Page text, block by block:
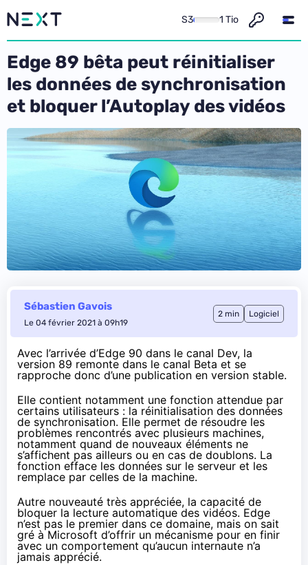
S3 1 Tio
Edge 89 bêta peut réinitialiser
les données de synchronisation
et bloquer l’Autoplay des vidéos
Sébastien Gavois
Le 04 février 2021 à 09h19
2 min Logiciel
Avec l’arrivée d’Edge 90 dans le canal Dev, la
version 89 remonte dans le canal Beta et se
rapproche donc d’une publication en version stable.
Elle contient notamment une fonction attendue par
certains utilisateurs : la réinitialisation des données
de synchronisation. Elle permet de résoudre les
problèmes rencontrés avec plusieurs machines,
notamment quand de nouveaux éléments ne
s’affichent pas ailleurs ou en cas de doublons. La
fonction efface les données sur le serveur et les
remplace par celles de la machine.
Autre nouveauté très appréciée, la capacité de
bloquer la lecture automatique des vidéos. Edge
n’est pas le premier dans ce domaine, mais on sait
gré à Microsoft d’offrir un mécanisme pour en finir
avec un comportement qu’aucun internaute n’a
jamais apprécié.